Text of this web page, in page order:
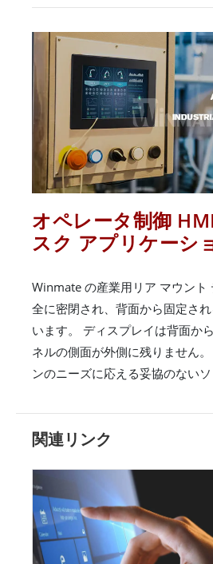
オペレータ制御
スク アプリケーシ
Winmate の産業用リア マウント
全に密閉され、背面から固定さ
います。 ディスプレイは背面か
ネルの側面が外側に残りません
ンのニーズに応える妥協のないソ
関連リンク